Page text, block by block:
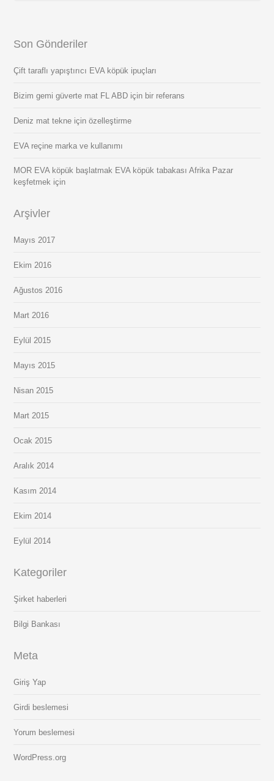
Son Gönderiler
Çift taraflı yapıştırıcı EVA köpük ipuçları
Bizim gemi güverte mat FL ABD için bir referans
Deniz mat tekne için özelleştirme
EVA reçine marka ve kullanımı
MOR EVA köpük başlatmak EVA köpük tabakası Afrika Pazar
keşfetmek için
Arşivler
Mayıs 2017
Ekim 2016
Ağustos 2016
Mart 2016
Eylül 2015
Mayıs 2015
Nisan 2015
Mart 2015
Ocak 2015
Aralık 2014
Kasım 2014
Ekim 2014
Eylül 2014
Kategoriler
Şirket haberleri
Bilgi Bankası
Meta
Giriş Yap
Girdi beslemesi
Yorum beslemesi
WordPress.org